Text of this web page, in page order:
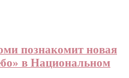
познакомит новая
в Национальном